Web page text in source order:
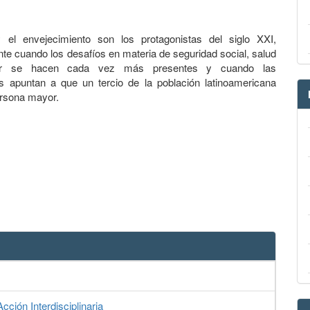
envejecimiento son los protagonistas del siglo XXI,
cuando los desafíos en materia de seguridad social, salud
se hacen cada vez más presentes y cuando las
apuntan a que un tercio de la población latinoamericana
mayor.
Interdisciplinaria